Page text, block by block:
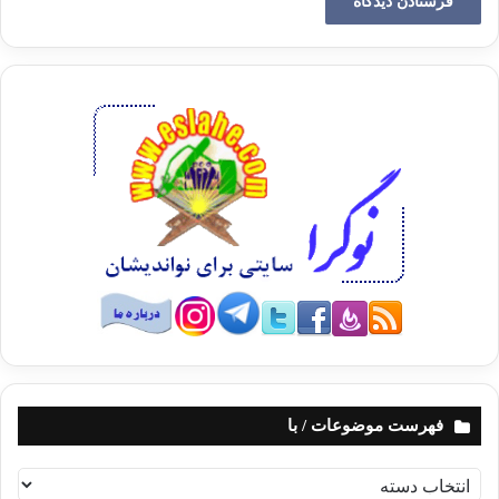
همان دانشگاه به تدريس فلسفه اشتغال داشت. پس به دانشگاه
كورنل رفت. و پس از چند سال به عنوان استاد فلسفه در دانشگاه
هاروارد شروع به تدريس كرد.
او در سال 1971 كتاب معروف خود را تحت عنوان نظريه عدالت
نسخه از آن در امريكا به فروش رفته است. (جهانبگلو: 1384)
و در حدود 5000 كتاب و مقاله در رد يا تفسير اين كتاب تا به امروز
هدف راولز از نوشتن كتاب نظريه عدالت
به گفته خود او هدف‌اش از نوشتن اين كتاب «طرح نظريه سنتي
قرارداد اجتماعي انديشمنداني چون لاك، روسو و كانت بود در
فهرست موضوعات / با